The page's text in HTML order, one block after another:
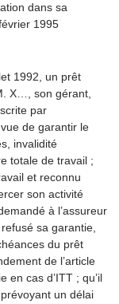
dans sa
1995
1992, un prêt
X…, son gérant,
par
de garantir le
invalidité
totale de travail ;
et reconnu
son activité
à l’assureur
sa garantie,
du prêt
de l’article
en cas d’ITT ; qu’il
un délai